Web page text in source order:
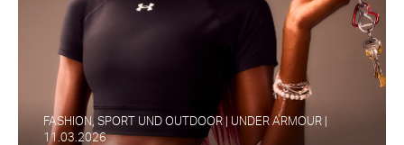
FASHION, SPORT UND OUTDOOR | UNDER ARMOUR |
11.03.2026